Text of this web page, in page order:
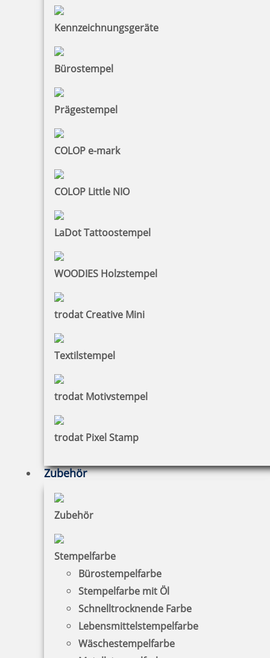
Kennzeichnungsgeräte
Bürostempel
Prägestempel
COLOP e-mark
COLOP Little NIO
LaDot Tattoostempel
WOODIES Holzstempel
trodat Creative Mini
Textilstempel
trodat Motivstempel
trodat Pixel Stamp
Zubehör
Zubehör
Stempelfarbe
Bürostempelfarbe
Stempelfarbe mit Öl
Schnelltrocknende Farbe
Lebensmittelstempelfarbe
Wäschestempelfarbe
Jetzt gestalten
26,68 €
Jetzt gestalten
32,94 €
zzgl. 19 % Mwst.
Colop Printer 38 Textstempel 56x33 mm
35,76 €